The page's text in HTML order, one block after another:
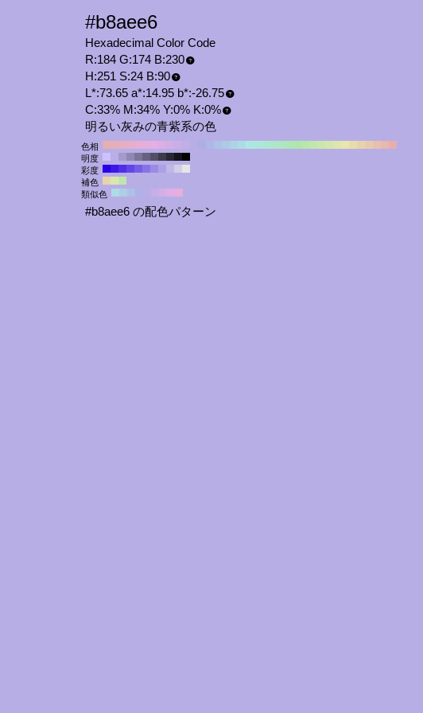
#b8aee6
Hexadecimal Color Code
R:184 G:174 B:230
H:251 S:24 B:90
L*:73.65 a*:14.95 b*:-26.75
C:33% M:34% Y:0% K:0%
明るい灰みの青紫系の色
色相
明度
彩度
補色
類似色
#b8aee6 の配色パターン